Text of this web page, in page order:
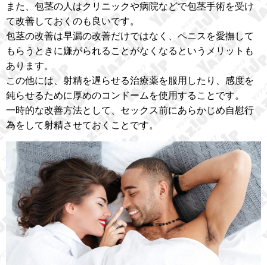
また、包茎の人はクリニックや病院などで包茎手術を受け
て改善しておくのも良いです。
包茎の改善は早漏の改善だけではなく、ペニスを愛撫して
もらうときに嫌がられることがなくなるというメリットも
あります。
この他には、射精を遅らせる治療薬を服用したり、感度を
鈍らせるために厚めのコンドームを使用することです。
一時的な改善方法として、セックス前にあらかじめ自慰行
為をして射精させておくことです。